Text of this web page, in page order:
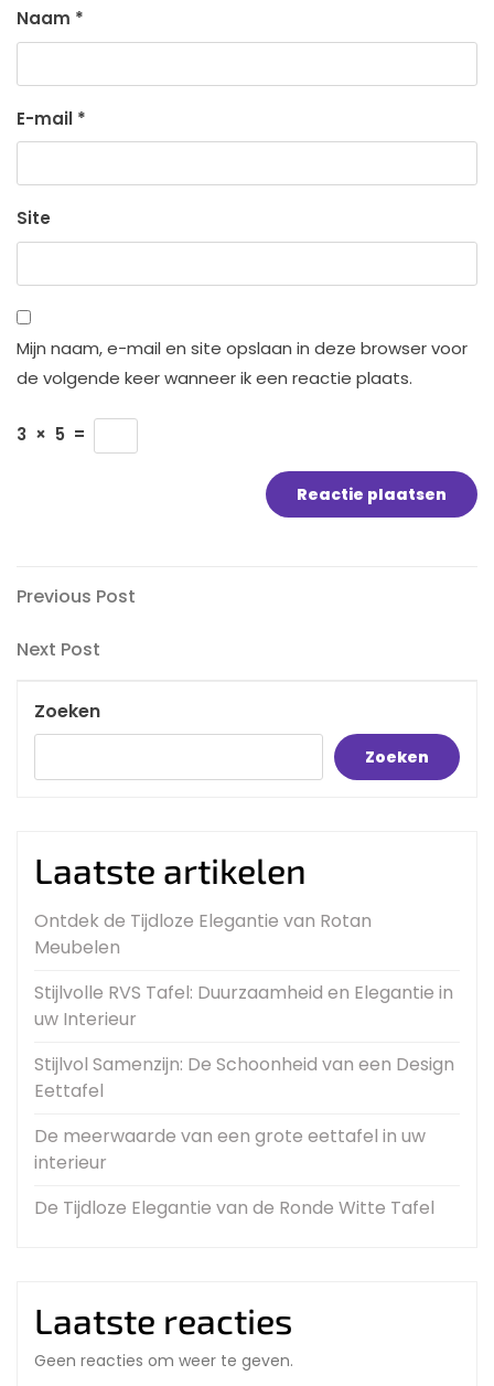
Naam *
E-mail *
Site
Mijn naam, e-mail en site opslaan in deze browser voor
de volgende keer wanneer ik een reactie plaats.
3 × 5 =
Bericht
navigatie
Previous
Previous Post
Next
Next Post
Zoeken
Zoeken
Laatste artikelen
Ontdek de Tijdloze Elegantie van Rotan
Meubelen
Stijlvolle RVS Tafel: Duurzaamheid en Elegantie in
uw Interieur
Stijlvol Samenzijn: De Schoonheid van een Design
Eettafel
De meerwaarde van een grote eettafel in uw
interieur
De Tijdloze Elegantie van de Ronde Witte Tafel
Laatste reacties
Geen reacties om weer te geven.